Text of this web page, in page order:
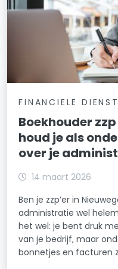
FINANCIELE
Boekhouder
houd je als
over je
14 maart 2026
Ben je zzp’er in
administratie wel
het wel: je bent druk
van je bedrijf, maar
bonnetjes en facturen